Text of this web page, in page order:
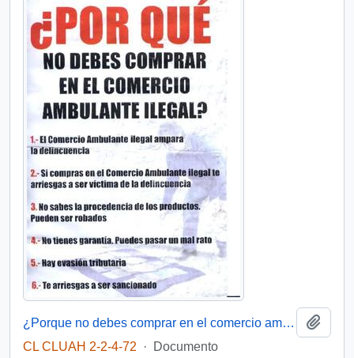
¿Porque no debes comprar en el comercio ambulante ilegal?
CL CLUAH 2-2-4-72
·
Documento